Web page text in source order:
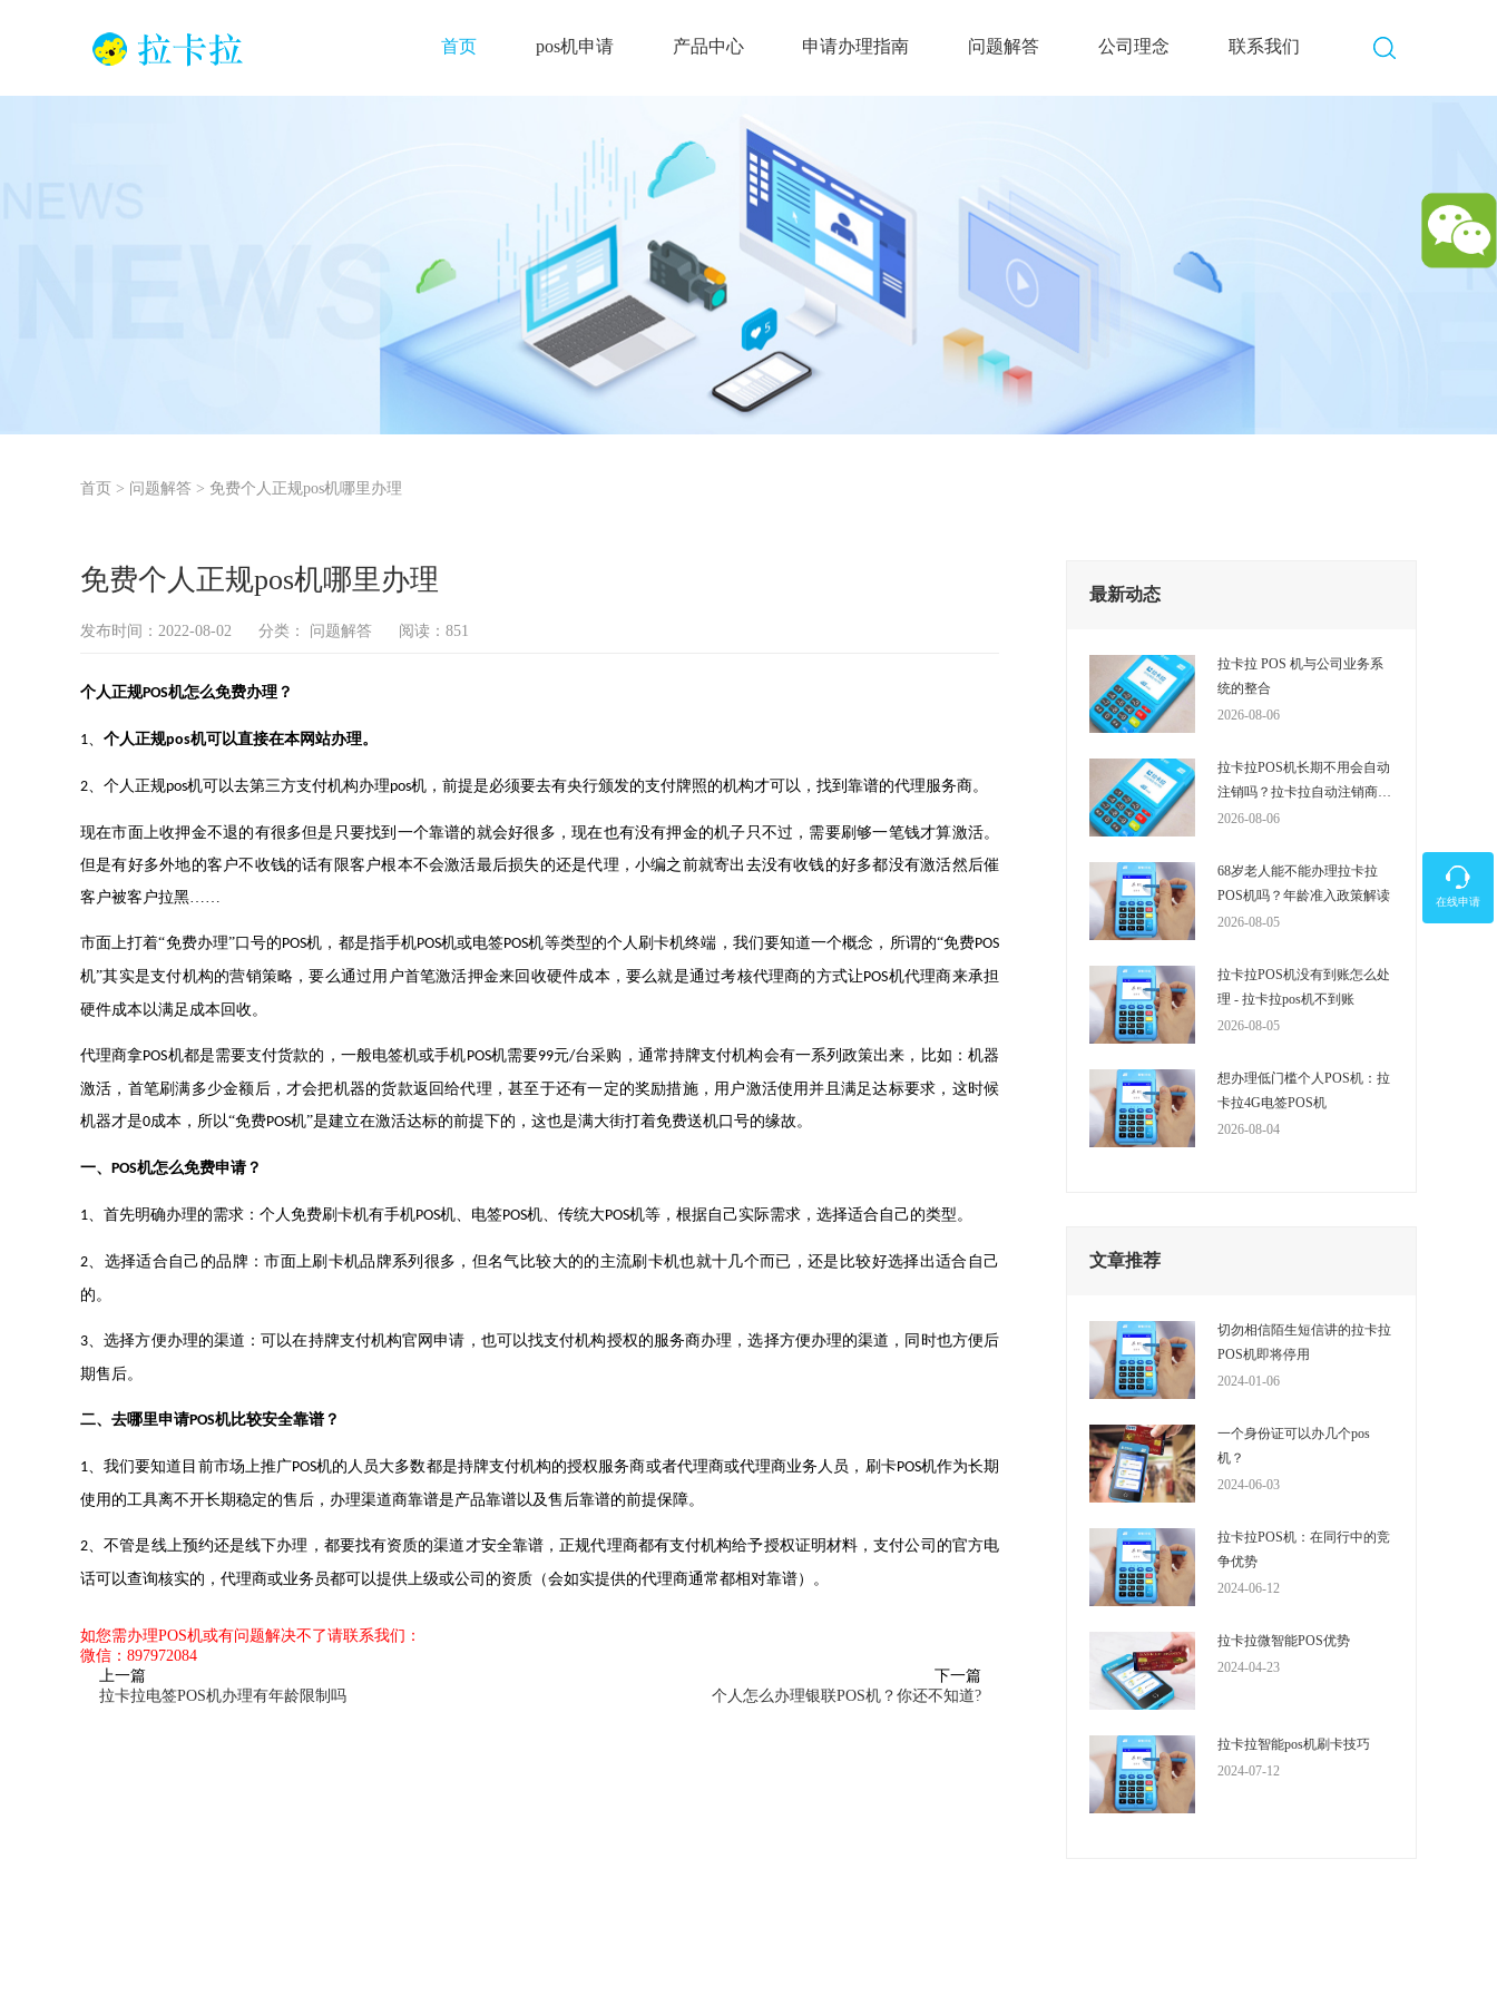
首页 pos机申请 产品中心 申请办理指南 问题解答 公司理念 联系我们
首页 > 问题解答 > 免费个人正规pos机哪里办理
免费个人正规pos机哪里办理
发布时间：2022-08-02 分类： 问题解答 阅读：851
个人正规POS机怎么免费办理？
1、 个人正规pos机可以直接在本网站办理。
2、个人正规pos机可以去第三方支付机构办理pos机，前提是必须要去有央行颁发的支付牌照的机构才可以，找到靠谱的代理服务商。
现在市面上收押金不退的有很多但是只要找到一个靠谱的就会好很多，现在也有没有押金的机子只不过，需要刷够一笔钱才算激活。
但是有好多外地的客户不收钱的话有限客户根本不会激活最后损失的还是代理，小编之前就寄出去没有收钱的好多都没有激活然后催
客户被客户拉黑……
市面上打着“免费办理”口号的POS机，都是指手机POS机或电签POS机等类型的个人刷卡机终端，我们要知道一个概念，所谓的“免费POS
机”其实是支付机构的营销策略，要么通过用户首笔激活押金来回收硬件成本，要么就是通过考核代理商的方式让POS机代理商来承担
硬件成本以满足成本回收。
代理商拿POS机都是需要支付货款的，一般电签机或手机POS机需要99元/台采购，通常持牌支付机构会有一系列政策出来，比如：机器
激活，首笔刷满多少金额后，才会把机器的货款返回给代理，甚至于还有一定的奖励措施，用户激活使用并且满足达标要求，这时候
机器才是0成本，所以“免费POS机”是建立在激活达标的前提下的，这也是满大街打着免费送机口号的缘故。
一、 POS机怎么免费申请？
1、首先明确办理的需求：个人免费刷卡机有手机POS机、电签POS机、传统大POS机等，根据自己实际需求，选择适合自己的类型。
2、选择适合自己的品牌：市面上刷卡机品牌系列很多，但名气比较大的的主流刷卡机也就十几个而已，还是比较好选择出适合自己
的。
3、选择方便办理的渠道：可以在持牌支付机构官网申请，也可以找支付机构授权的服务商办理，选择方便办理的渠道，同时也方便后
期售后。
二、去哪里申请POS机比较安全靠谱？
1、我们要知道目前市场上推广POS机的人员大多数都是持牌支付机构的授权服务商或者代理商或代理商业务人员，刷卡POS机作为长期
使用的工具离不开长期稳定的售后，办理渠道商靠谱是产品靠谱以及售后靠谱的前提保障。
2、不管是线上预约还是线下办理，都要找有资质的渠道才安全靠谱，正规代理商都有支付机构给予授权证明材料，支付公司的官方电
话可以查询核实的，代理商或业务员都可以提供上级或公司的资质（会如实提供的代理商通常都相对靠谱）。
如您需办理POS机或有问题解决不了请联系我们：
微信：897972084
上一篇
拉卡拉电签POS机办理有年龄限制吗
下一篇
个人怎么办理银联POS机？你还不知道?
最新动态
拉卡拉 POS 机与公司业务系
统的整合
2026-08-06
拉卡拉POS机长期不用会自动
注销吗？拉卡拉自动注销商户
的时间是多少？
2026-08-06
68岁老人能不能办理拉卡拉
POS机吗？年龄准入政策解读
2026-08-05
拉卡拉POS机没有到账怎么处
理 - 拉卡拉pos机不到账
2026-08-05
想办理低门槛个人POS机：拉
卡拉4G电签POS机
2026-08-04
文章推荐
切勿相信陌生短信讲的拉卡拉
POS机即将停用
2024-01-06
一个身份证可以办几个pos
机？
2024-06-03
拉卡拉POS机：在同行中的竞
争优势
2024-06-12
拉卡拉微智能POS优势
2024-04-23
拉卡拉智能pos机刷卡技巧
2024-07-12
在线申请